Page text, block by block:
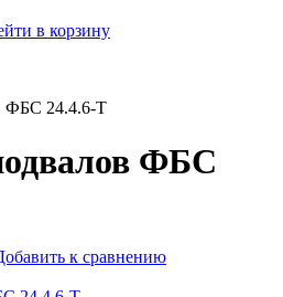
в корзину
ФБС 24.4.6-Т
ФБС
к сравнению